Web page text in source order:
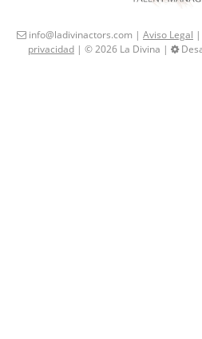
info@ladivinactors.com | Aviso Legal |
privacidad | © 2026 La Divina |